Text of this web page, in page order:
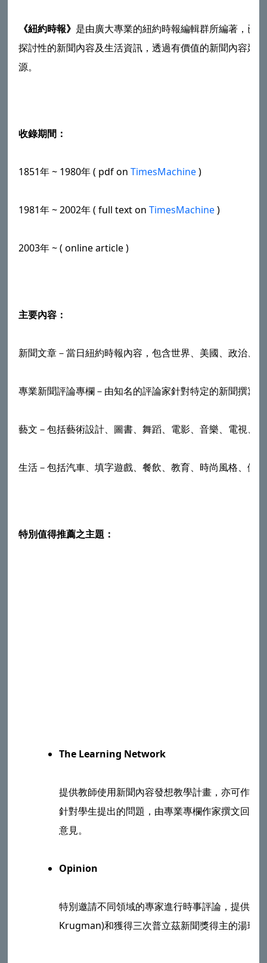
《紐約時報》 是由廣大專業的紐約時報編輯群所編著，已
探討性的新聞內容及生活資訊，透過有價值的新聞內容延
源。
收錄期間：
1851年 ~ 1980年 ( pdf onTimesMachine)
1981年 ~ 2002年 ( full text onTimesMachine)
2003年 ~ ( online article )
主要內容：
新聞文章－當日紐約時報內容，包含世界、美國、政治、
專業新聞評論專欄－由知名的評論家針對特定的新聞撰寫
藝文－包括藝術設計、圖書、舞蹈、電影、音樂、電視、
生活－包括汽車、填字遊戲、餐飲、教育、時尚風格、健
特別值得推薦之主題：
The Learning Network
提供教師使用新聞內容發想教學計畫，亦可作
針對學生提出的問題，由專業專欄作家撰文回答
意見。
Opinion
特別邀請不同領域的專家進行時事評論，提供精
Krugman)和獲得三次普立茲新聞獎得主的湯瑪